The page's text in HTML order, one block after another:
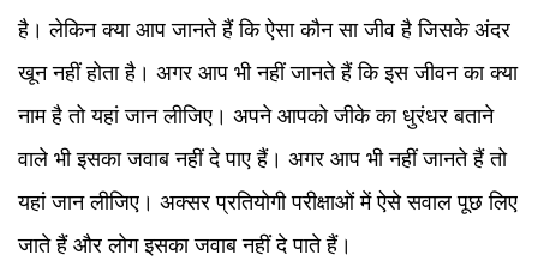
है। लेकिन क्या आप जानते हैं कि ऐसा कौन सा जीव है जिसके अंदर
खून नहीं होता है। अगर आप भी नहीं जानते हैं कि इस जीवन का क्या
नाम है तो यहां जान लीजिए। अपने आपको जीके का धुरंधर बताने
वाले भी इसका जवाब नहीं दे पाए हैं। अगर आप भी नहीं जानते हैं तो
यहां जान लीजिए। अक्सर प्रतियोगी परीक्षाओं में ऐसे सवाल पूछ लिए
जाते हैं और लोग इसका जवाब नहीं दे पाते हैं।